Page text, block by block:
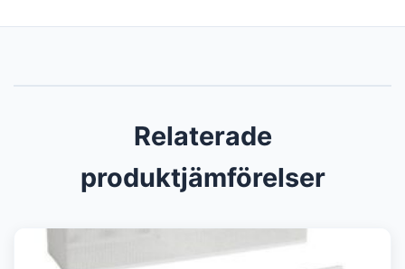
Relaterade
produktjämförelser